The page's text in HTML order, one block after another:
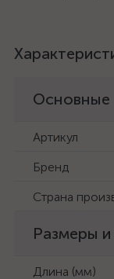
Основные
Артикул
Бренд
Страна
Размеры и
Длина (мм)